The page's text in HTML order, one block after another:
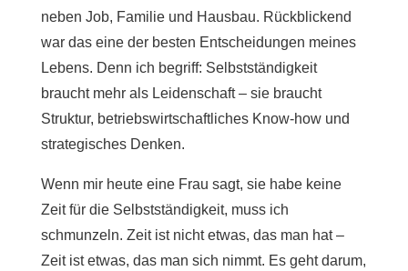
neben Job, Familie und Hausbau. Rückblickend
war das eine der besten Entscheidungen meines
Lebens. Denn ich begriff: Selbstständigkeit
braucht mehr als Leidenschaft – sie braucht
Struktur, betriebswirtschaftliches Know-how und
strategisches Denken.
Wenn mir heute eine Frau sagt, sie habe keine
Zeit für die Selbstständigkeit, muss ich
schmunzeln. Zeit ist nicht etwas, das man hat –
Zeit ist etwas, das man sich nimmt. Es geht darum,